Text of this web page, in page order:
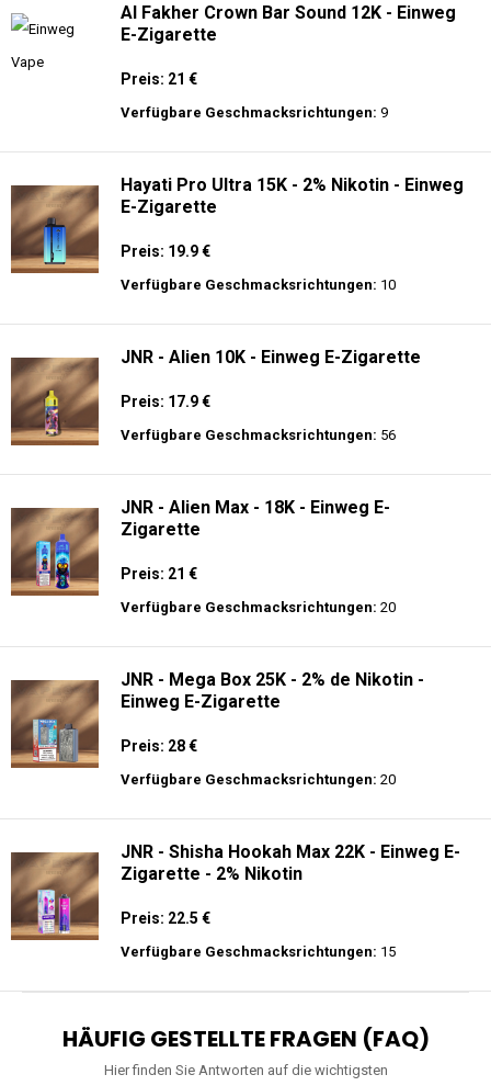
Al Fakher Crown Bar Sound 12K - Einweg
E-Zigarette
Preis: 21 €
Verfügbare Geschmacksrichtungen: 9
Hayati Pro Ultra 15K - 2% Nikotin - Einweg
E-Zigarette
Preis: 19.9 €
Verfügbare Geschmacksrichtungen: 10
JNR - Alien 10K - Einweg E-Zigarette
Preis: 17.9 €
Verfügbare Geschmacksrichtungen: 56
JNR - Alien Max - 18K - Einweg E-
Zigarette
Preis: 21 €
Verfügbare Geschmacksrichtungen: 20
JNR - Mega Box 25K - 2% de Nikotin -
Einweg E-Zigarette
Preis: 28 €
Verfügbare Geschmacksrichtungen: 20
JNR - Shisha Hookah Max 22K - Einweg E-
Zigarette - 2% Nikotin
Preis: 22.5 €
Verfügbare Geschmacksrichtungen: 15
HÄUFIG GESTELLTE FRAGEN (FAQ)
Hier finden Sie Antworten auf die wichtigsten